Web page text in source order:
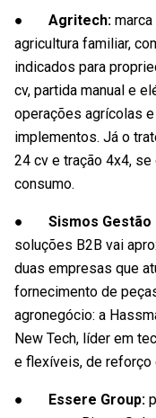
● Agritech:
agricultura familiar,
indicados para
cv, partida manual e
operações agrícolas
implementos. Já o
24 cv e tração 4x4,
consumo.
● Sismos Gestão
soluções B2B vai
duas empresas que
fornecimento de
agronegócio: a
New Tech, líder em
e flexíveis, de reforço
● Essere Group: